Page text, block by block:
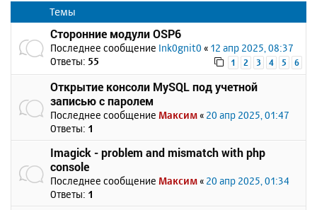
Темы
Сторонние модули OSP6
Последнее сообщение Ink0gnit0 « 12 апр 2025, 08:37
Ответы: 55 1 2 3 4 5 6
Открытие консоли MySQL под учетной
записью с паролем
Последнее сообщение Максим « 20 апр 2025, 01:47
Ответы: 1
Imagick - problem and mismatch with php
console
Последнее сообщение Максим « 20 апр 2025, 01:34
Ответы: 1